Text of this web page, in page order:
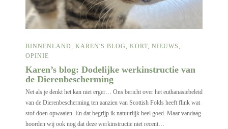
BINNENLAND, KAREN'S BLOG, KORT, NIEUWS,
OPINIE
Karen’s blog: Dodelijke werkinstructie van
de Dierenbescherming
Net als je denkt het kan niet erger… Ons bericht over het euthanasiebeleid
van de Dierenbescherming ten aanzien van Scottish Folds heeft flink wat
stof doen opwaaien. En dat begrijp ik natuurlijk heel goed. Maar vandaag
hoorden wij ook nog dat deze werkinstructie niet recent…